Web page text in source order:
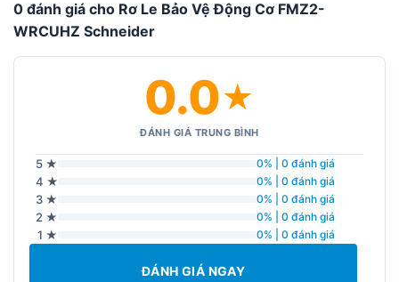
0 đánh giá cho Rơ Le Bảo Vệ Động Cơ FMZ2-
WRCUHZ Schneider
0.0★
ĐÁNH GIÁ TRUNG BÌNH
5 ★ 0% | 0 đánh giá
4 ★ 0% | 0 đánh giá
3 ★ 0% | 0 đánh giá
2 ★ 0% | 0 đánh giá
1 ★ 0% | 0 đánh giá
ĐÁNH GIÁ NGAY